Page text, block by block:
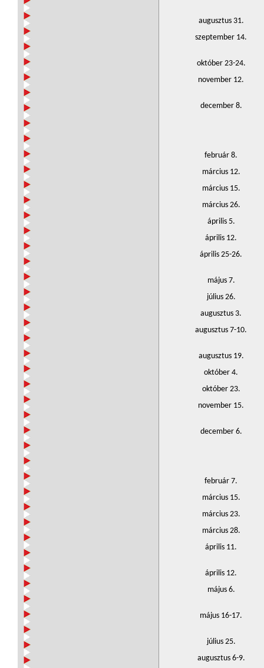
augusztus 31.
szeptember 14.
október 23-24.
november 12.
december 8.
február 8.
március 12.
március 15.
március 26.
április 5.
április 12.
április 25-26.
május 7.
július 26.
augusztus 3.
augusztus 7-10.
augusztus 19.
október 4.
október 23.
november 15.
december 6.
február 7.
március 15.
március 23.
március 28.
április 11.
április 12.
május 6.
május 16-17.
július 25.
augusztus 6-9.